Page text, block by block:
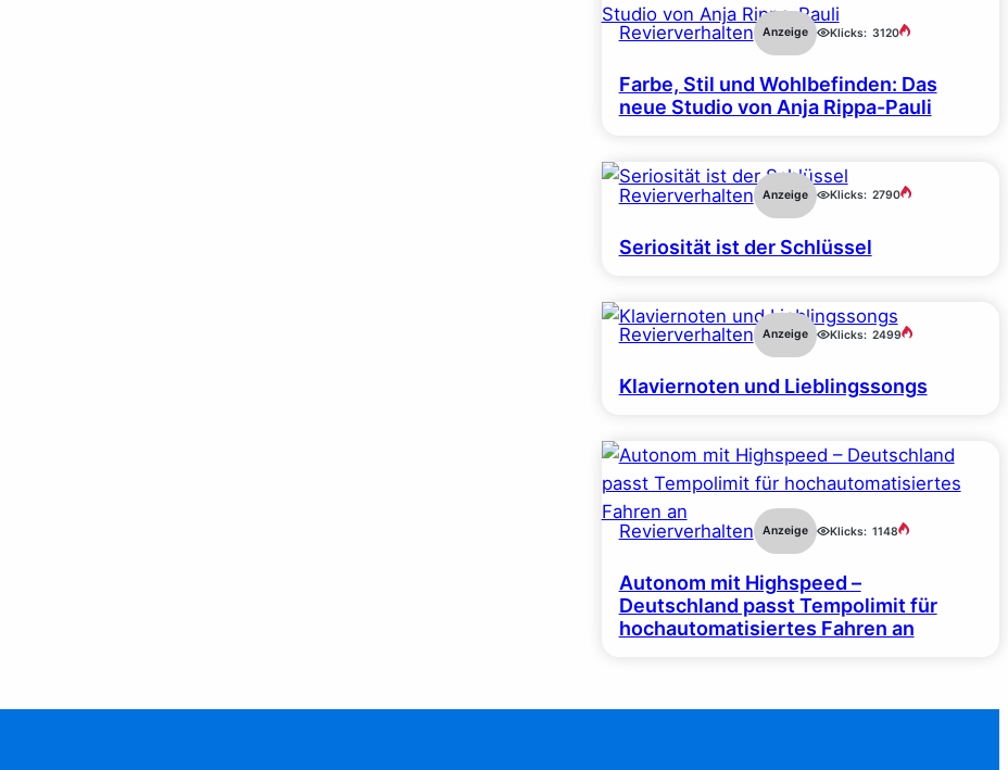
Revierverhalten Anzeige Klicks: 3120
Farbe, Stil und Wohlbefinden: Das
neue Studio von Anja Rippa-Pauli
Revierverhalten Anzeige Klicks: 2790
Seriosität ist der Schlüssel
Revierverhalten Anzeige Klicks: 2499
Klaviernoten und Lieblingssongs
Revierverhalten Anzeige Klicks: 1148
Autonom mit Highspeed –
Deutschland passt Tempolimit für
hochautomatisiertes Fahren an